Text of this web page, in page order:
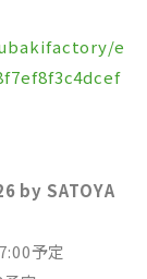
e
by SATOYA
予定